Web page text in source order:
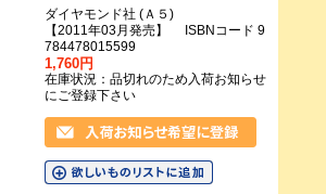
ダイヤモンド社 (Ａ５)
【2011年03月発売】 ISBNコード 9
784478015599
1,760円
在庫状況：品切れのため入荷お知らせ
にご登録下さい